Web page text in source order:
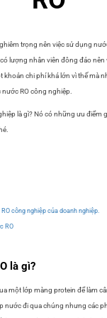
trọng nên việc sử dụng
lượng nhân viên đông đảo
khoản chi phí khá lớn vì thế mà
RO công nghiệp.
là gì? Nó có những ưu điểm
công nghiệp của doanh nghiệp.
RO
là gì?
một lớp màng protein để làm
nước đi qua chúng nhưng các